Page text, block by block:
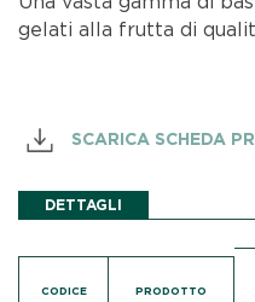
gelati alla frutta di
SCARICA SCHEDA
DETTAGLI
CODICE PRODOTTO